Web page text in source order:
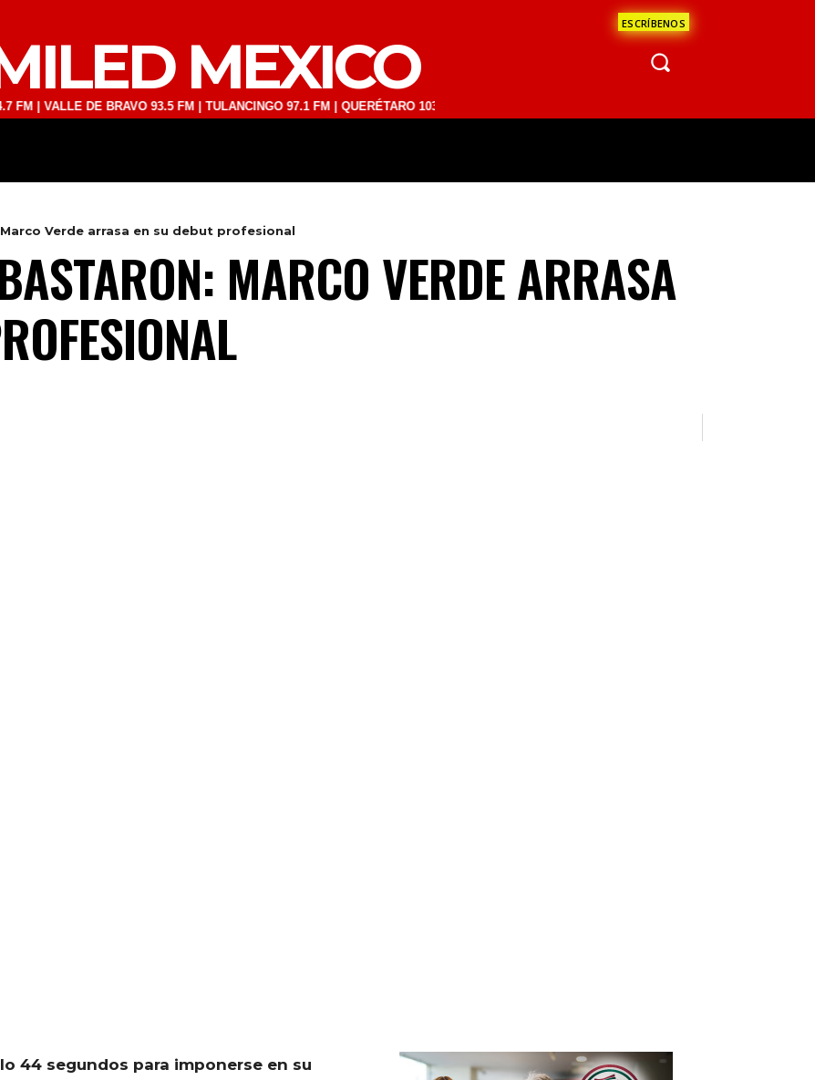
ESCRÍBENOS
MEXICO
DE BRAVO 93.5 FM | TULANCINGO 97.1 FM | QUERÉTARO 103.1 FM | SAN JUAN DEL RÍO 93.1 FM | GUADALAJARA 1510 AM | LA PAZ
Verde arrasa en su debut profesional
MARCO VERDE ARRASA
44 segundos para imponerse en su